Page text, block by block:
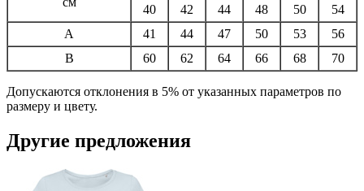
40
42
44
48
50
54
A
41 44 47 50 53
56
B
60 62 64 66 68 70
Допускаются отклонения в 5% от указанных параметров по
размеру и цвету.
Другие предложения